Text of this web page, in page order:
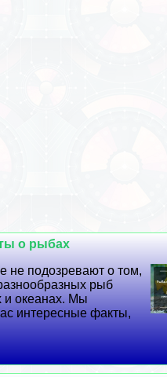
о рыбах
не подозревают о том,
рыб
и океанах. Мы
интересные факты,